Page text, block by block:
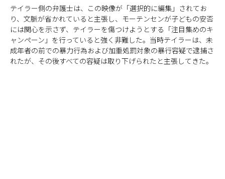
テイラー側の弁護士は、この映像が「選択的に編集」されてお
り、文脈が省かれていると主張し、モーテンセンが子どもの安否
には関心を示さず、テイラーを傷つけようとする「注目集めのキ
ャンペーン」を行っていると強く非難した。当時テイラーは、未
成年者の前での暴力行為および加重処罰対象の暴行容疑で逮捕さ
れたが、その後すべての容疑は取り下げられたと主張してきた。